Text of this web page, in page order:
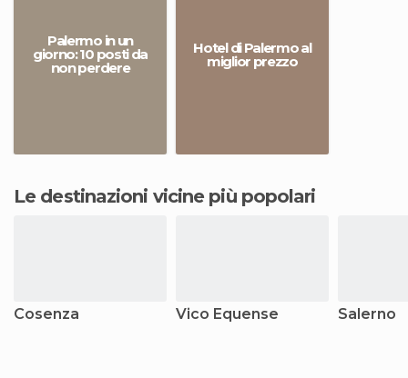
Palermo in un
giorno: 10 posti da
non perdere
Hotel di Palermo al
miglior prezzo
Le destinazioni vicine più popolari
Cosenza Vico Equense Salerno